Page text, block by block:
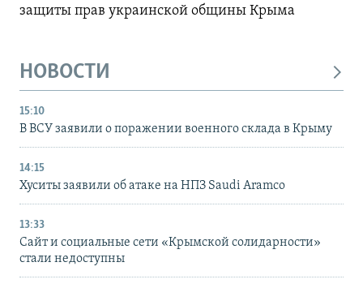
защиты прав украинской общины Крыма
НОВОСТИ
15:10
В ВСУ заявили о поражении военного склада в Крыму
14:15
Хуситы заявили об атаке на НПЗ Saudi Aramco
13:33
Сайт и социальные сети «Крымской солидарности»
стали недоступны